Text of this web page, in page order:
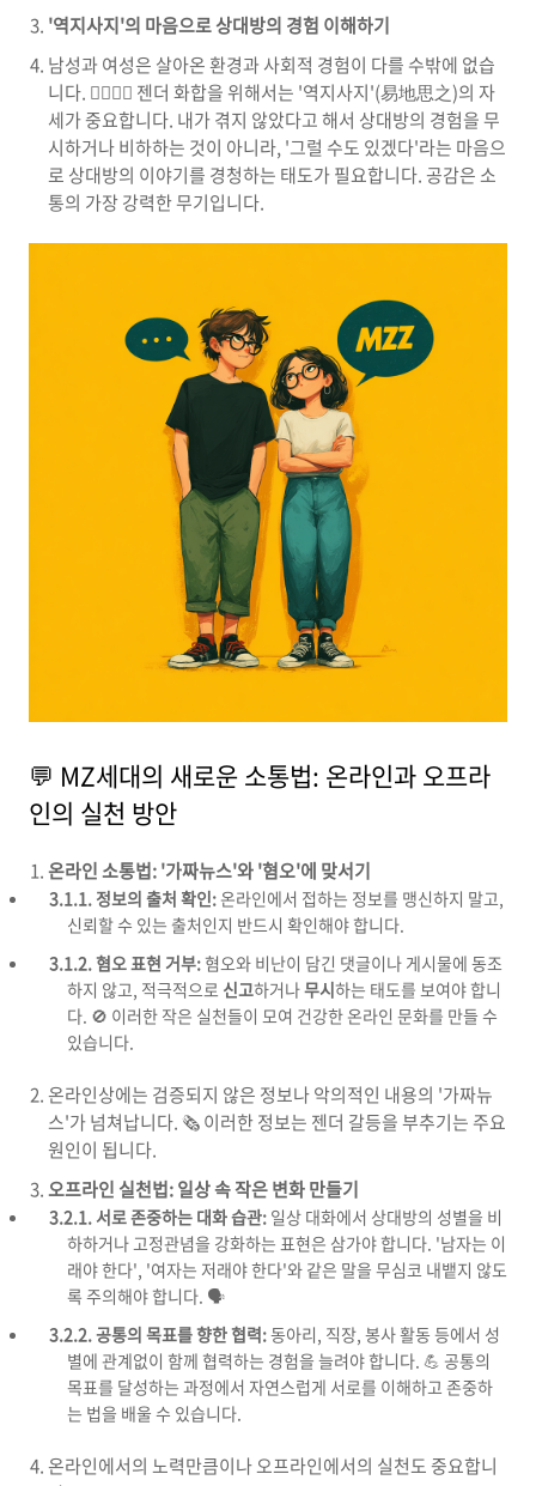
'역지사지'의 마음으로 상대방의 경험 이해하기
남성과 여성은 살아온 환경과 사회적 경험이 다를 수밖에 없습
니다. 🙇‍♂️🙇‍♀️ 젠더 화합을 위해서는 '역지사지'(易地思之)의 자
세가 중요합니다. 내가 겪지 않았다고 해서 상대방의 경험을 무
시하거나 비하하는 것이 아니라, '그럴 수도 있겠다'라는 마음으
로 상대방의 이야기를 경청하는 태도가 필요합니다. 공감은 소
통의 가장 강력한 무기입니다.
💬 MZ세대의 새로운 소통법: 온라인과 오프라
인의 실천 방안
온라인 소통법: '가짜뉴스'와 '혐오'에 맞서기
3.1.1. 정보의 출처 확인: 온라인에서 접하는 정보를 맹신하지 말고,
신뢰할 수 있는 출처인지 반드시 확인해야 합니다.
3.1.2. 혐오 표현 거부:혐오와 비난이 담긴 댓글이나 게시물에 동조
하지 않고, 적극적으로 신고하거나무시하는 태도를 보여야 합니
다. 🚫 이러한 작은 실천들이 모여 건강한 온라인 문화를 만들 수
있습니다.
온라인상에는 검증되지 않은 정보나 악의적인 내용의 '가짜뉴
스'가 넘쳐납니다. 🗞️ 이러한 정보는 젠더 갈등을 부추기는 주요
원인이 됩니다.
오프라인 실천법: 일상 속 작은 변화 만들기
3.2.1. 서로 존중하는 대화 습관: 일상 대화에서 상대방의 성별을 비
하하거나 고정관념을 강화하는 표현은 삼가야 합니다. '남자는 이
래야 한다', '여자는 저래야 한다'와 같은 말을 무심코 내뱉지 않도
록 주의해야 합니다. 🗣️
3.2.2. 공통의 목표를 향한 협력:동아리, 직장, 봉사 활동 등에서 성
별에 관계없이 함께 협력하는 경험을 늘려야 합니다. 💪 공통의
목표를 달성하는 과정에서 자연스럽게 서로를 이해하고 존중하
는 법을 배울 수 있습니다.
온라인에서의 노력만큼이나 오프라인에서의 실천도 중요합니